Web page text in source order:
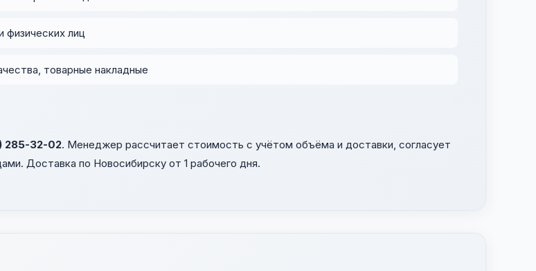
физических лиц
товарные накладные
285-32-02. Менеджер рассчитает стоимость с учётом объёма и доставки, согласует
Доставка по Новосибирску от 1 рабочего дня.